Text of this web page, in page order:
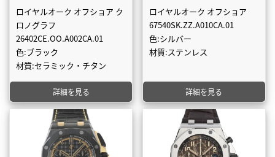
ロイヤルオーク オフショア ク
ロノグラフ
26402CE.OO.A002CA.01
色:ブラック
材質:セラミック・チタン
詳細を見る
ロイヤルオーク オフショア
67540SK.ZZ.A010CA.01
色:シルバー
材質:ステンレス
詳細を見る